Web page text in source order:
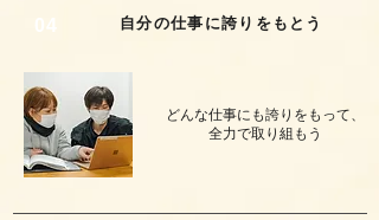
自分の仕事に誇りをもとう
04
どんな仕事にも誇りをもって、
全力で取り組もう